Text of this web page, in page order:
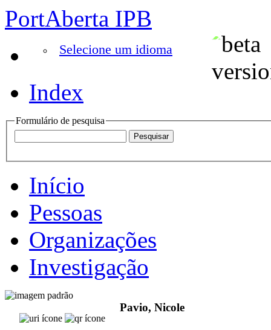
PortAberta IPB
Selecione um idioma
Index
Formulário de pesquisa
Início
Pessoas
Organizações
Investigação
Pavio, Nicole